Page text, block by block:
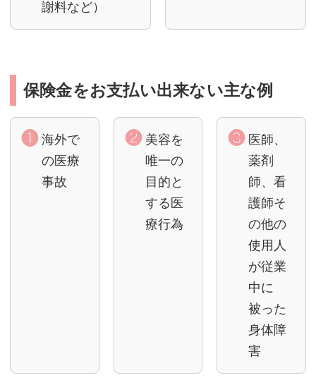
謝料など）
保険金をお支払い出来ない主な例
海外で
の医療
事故
美容を
唯一の
目的と
する医
療行為
医師、
薬剤
師、看
護師そ
の他の
使用人
が従業
中に
被った
身体障
害